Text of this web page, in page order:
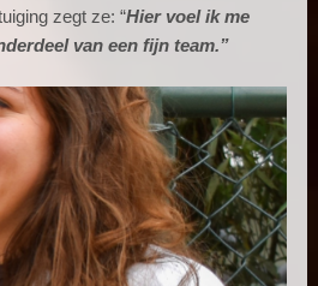
zegt ze: “Hier voel ik me
van een fijn team.”